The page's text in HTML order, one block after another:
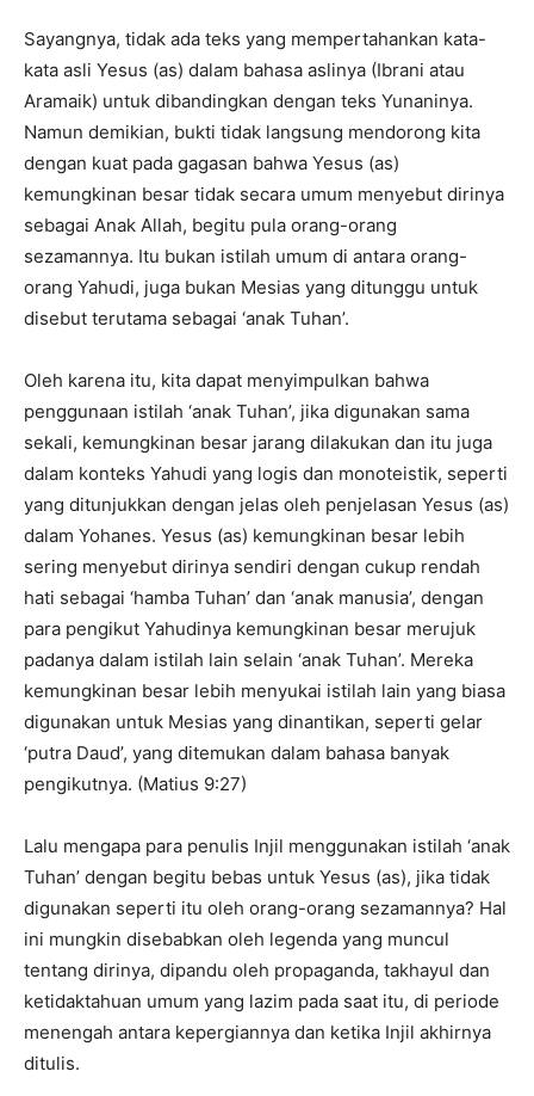
Sayangnya, tidak ada teks yang mempertahankan kata-
kata asli Yesus (as) dalam bahasa aslinya (Ibrani atau
Aramaik) untuk dibandingkan dengan teks Yunaninya.
Namun demikian, bukti tidak langsung mendorong kita
dengan kuat pada gagasan bahwa Yesus (as)
kemungkinan besar tidak secara umum menyebut dirinya
sebagai Anak Allah, begitu pula orang-orang
sezamannya. Itu bukan istilah umum di antara orang-
orang Yahudi, juga bukan Mesias yang ditunggu untuk
disebut terutama sebagai ‘anak Tuhan’.
Oleh karena itu, kita dapat menyimpulkan bahwa
penggunaan istilah ‘anak Tuhan’, jika digunakan sama
sekali, kemungkinan besar jarang dilakukan dan itu juga
dalam konteks Yahudi yang logis dan monoteistik, seperti
yang ditunjukkan dengan jelas oleh penjelasan Yesus (as)
dalam Yohanes. Yesus (as) kemungkinan besar lebih
sering menyebut dirinya sendiri dengan cukup rendah
hati sebagai ‘hamba Tuhan’ dan ‘anak manusia’, dengan
para pengikut Yahudinya kemungkinan besar merujuk
padanya dalam istilah lain selain ‘anak Tuhan’. Mereka
kemungkinan besar lebih menyukai istilah lain yang biasa
digunakan untuk Mesias yang dinantikan, seperti gelar
‘putra Daud’, yang ditemukan dalam bahasa banyak
pengikutnya. (Matius 9:27)
Lalu mengapa para penulis Injil menggunakan istilah ‘anak
Tuhan’ dengan begitu bebas untuk Yesus (as), jika tidak
digunakan seperti itu oleh orang-orang sezamannya? Hal
ini mungkin disebabkan oleh legenda yang muncul
tentang dirinya, dipandu oleh propaganda, takhayul dan
ketidaktahuan umum yang lazim pada saat itu, di periode
menengah antara kepergiannya dan ketika Injil akhirnya
ditulis.